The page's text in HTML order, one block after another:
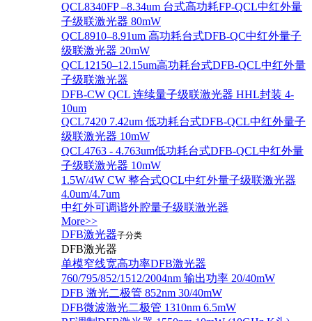
QCL8340FP –8.34um 台式高功耗FP-QCL中红外量
子级联激光器 80mW
QCL8910–8.91um 高功耗台式DFB-QC中红外量子
级联激光器 20mW
QCL12150–12.15um高功耗台式DFB-QCL中红外量
子级联激光器
DFB-CW QCL 连续量子级联激光器 HHL封装 4-
10um
QCL7420 7.42um 低功耗台式DFB-QCL中红外量子
级联激光器 10mW
QCL4763 - 4.763um低功耗台式DFB-QCL中红外量
子级联激光器 10mW
1.5W/4W CW 整合式QCL中红外量子级联激光器
4.0um/4.7um
中红外可调谐外腔量子级联激光器
More>>
DFB激光器子分类
DFB激光器
单模窄线宽高功率DFB激光器
760/795/852/1512/2004nm 输出功率 20/40mW
DFB 激光二极管 852nm 30/40mW
DFB微波激光二极管 1310nm 6.5mW